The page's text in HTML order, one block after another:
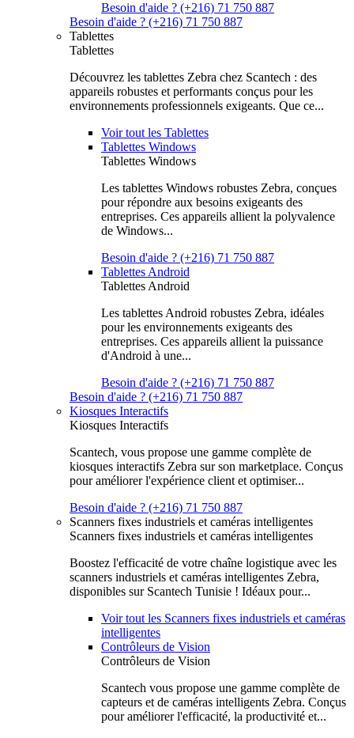
Besoin d'aide ? (+216) 71 750 887
Besoin d'aide ? (+216) 71 750 887
Tablettes
Tablettes
Découvrez les tablettes Zebra chez Scantech : des
appareils robustes et performants conçus pour les
environnements professionnels exigeants. Que ce...
Voir tout les Tablettes
Tablettes Windows
Tablettes Windows
Les tablettes Windows robustes Zebra, conçues
pour répondre aux besoins exigeants des
entreprises. Ces appareils allient la polyvalence
de Windows...
Besoin d'aide ? (+216) 71 750 887
Tablettes Android
Tablettes Android
Les tablettes Android robustes Zebra, idéales
pour les environnements exigeants des
entreprises. Ces appareils allient la puissance
d'Android à une...
Besoin d'aide ? (+216) 71 750 887
Besoin d'aide ? (+216) 71 750 887
Kiosques Interactifs
Kiosques Interactifs
Scantech, vous propose une gamme complète de
kiosques interactifs Zebra sur son marketplace. Conçus
pour améliorer l'expérience client et optimiser...
Besoin d'aide ? (+216) 71 750 887
Scanners fixes industriels et caméras intelligentes
Scanners fixes industriels et caméras intelligentes
Boostez l'efficacité de votre chaîne logistique avec les
scanners industriels et caméras intelligentes Zebra,
disponibles sur Scantech Tunisie ! Idéaux pour...
Voir tout les Scanners fixes industriels et caméras
intelligentes
Contrôleurs de Vision
Contrôleurs de Vision
Scantech vous propose une gamme complète de
capteurs et de caméras intelligents Zebra. Conçus
pour améliorer l'efficacité, la productivité et...